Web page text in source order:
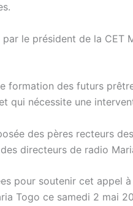
par le président de la
formation des futurs
qui nécessite une
des pères recteurs
directeurs de radio
pour soutenir cet appel
Togo ce samedi 2 mai